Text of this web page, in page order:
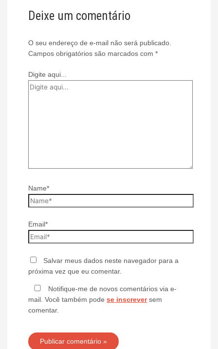
Deixe um comentário
O seu endereço de e-mail não será publicado.
Campos obrigatórios são marcados com*
Digite aqui...
Name*
Email*
Salvar meus dados neste navegador para a
próxima vez que eu comentar.
Notifique-me de novos comentários via e-
mail. Você também podese inscreversem
comentar.